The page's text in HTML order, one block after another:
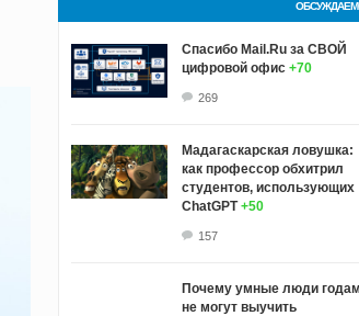
Спасибо Mail.Ru за СВОЙ
цифровой офис +70
269
Мадагаскарская ловушка:
как профессор обхитрил
студентов, использующих
ChatGPT +50
157
Почему умные люди
не могут выучить